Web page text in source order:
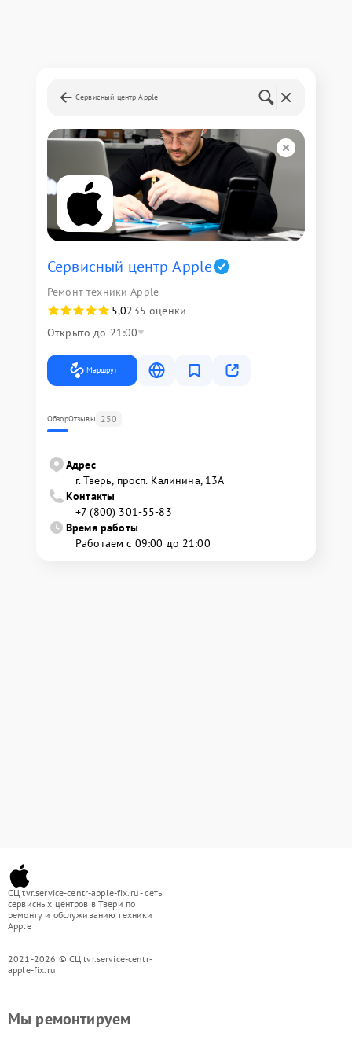
Сервисный центр Apple
Сервисный центр Apple
Ремонт техники Apple
5,0235 оценки
Открыто до 21:00
Маршрут
ОбзорОтзывы 250
Адрес
г. Тверь, просп. Калинина, 13А
Контакты
+7 (800) 301-55-83
Время работы
Работаем с 09:00 до 21:00
СЦ tvr.service-centr-apple-fix.ru - сеть
сервисных центров в Твери по
ремонту и обслуживанию техники
Apple
2021-2026 © СЦ tvr.service-centr-
apple-fix.ru
Мы ремонтируем